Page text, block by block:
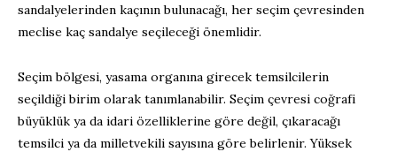
sandalyelerinden kaçının bulunacağı, her seçim çevresinden
meclise kaç sandalye seçileceği önemlidir.
Seçim bölgesi, yasama organına girecek temsilcilerin
seçildiği birim olarak tanımlanabilir. Seçim çevresi coğrafi
büyüklük ya da idari özelliklerine göre değil, çıkaracağı
temsilci ya da milletvekili sayısına göre belirlenir. Yüksek